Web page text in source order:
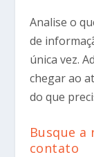
Analise o
de
única vez.
chegar ao
do que
Busque
contato